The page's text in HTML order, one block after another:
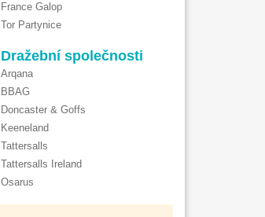
France Galop
Tor Partynice
Dražební společnosti
Arqana
BBAG
Doncaster & Goffs
Keeneland
Tattersalls
Tattersalls Ireland
Osarus